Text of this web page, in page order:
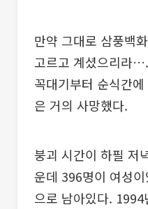
만약 그대로 삼풍백
고르고 계셨으리라
꼭대기부터 순식간
은 거의 사망했다.
붕괴 시간이 하필 저
운데 396명이 여성
으로 남아있다.